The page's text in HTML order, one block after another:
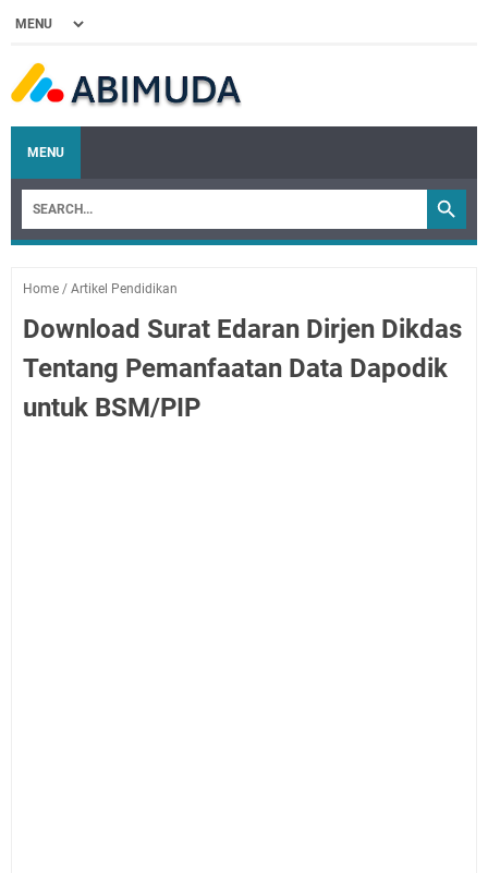
MENU
Home / Artikel Pendidikan
Download Surat Edaran Dirjen Dikdas
Tentang Pemanfaatan Data Dapodik
untuk BSM/PIP